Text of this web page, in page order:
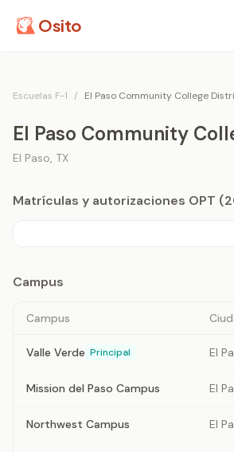
Osito
Escuelas F-1 / El Paso Community College
El Paso Community
El Paso, TX
Matrículas y autorizaciones OPT
Campus
Campus
Valle Verde Principal El
Mission del Paso Campus El
Northwest Campus El